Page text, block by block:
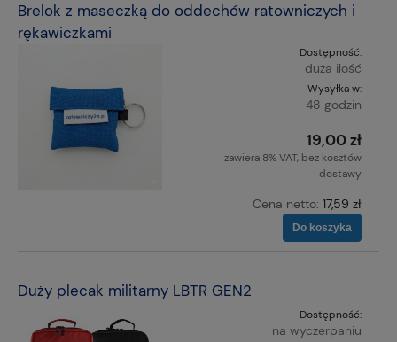
Brelok z maseczką do oddechów ratowniczych i
rękawiczkami
Dostępność:
duża ilość
Wysyłka w:
48 godzin
19,00 zł
zawiera 8% VAT, bez kosztów
dostawy
Cena netto: 17,59 zł
Do koszyka
Duży plecak militarny LBTR GEN2
Dostępność:
na wyczerpaniu